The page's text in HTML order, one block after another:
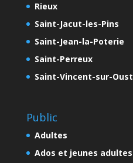
Rieux
Saint-Jacut-les-Pins
Saint-Jean-la-Poterie
Saint-Perreux
Saint-Vincent-sur-Oust
Public
Adultes
Ados et jeunes adultes